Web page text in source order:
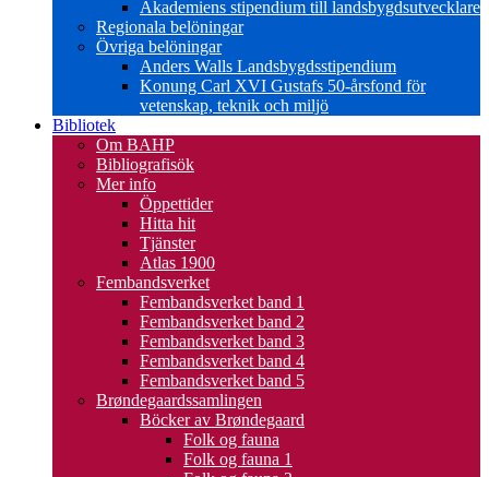
Akademiens stipendium till landsbygdsutvecklare
Regionala belöningar
Övriga belöningar
Anders Walls Landsbygdsstipendium
Konung Carl XVI Gustafs 50-årsfond för
vetenskap, teknik och miljö
Bibliotek
Om BAHP
Bibliografisök
Mer info
Öppettider
Hitta hit
Tjänster
Atlas 1900
Fembandsverket
Fembandsverket band 1
Fembandsverket band 2
Fembandsverket band 3
Fembandsverket band 4
Fembandsverket band 5
Brøndegaardssamlingen
Böcker av Brøndegaard
Folk og fauna
Folk og fauna 1